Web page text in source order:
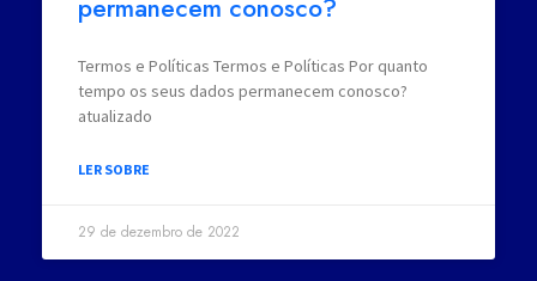
permanecem conosco?
Termos e Políticas Termos e Políticas Por quanto
tempo os seus dados permanecem conosco?
atualizado
LER SOBRE
29 de dezembro de 2022